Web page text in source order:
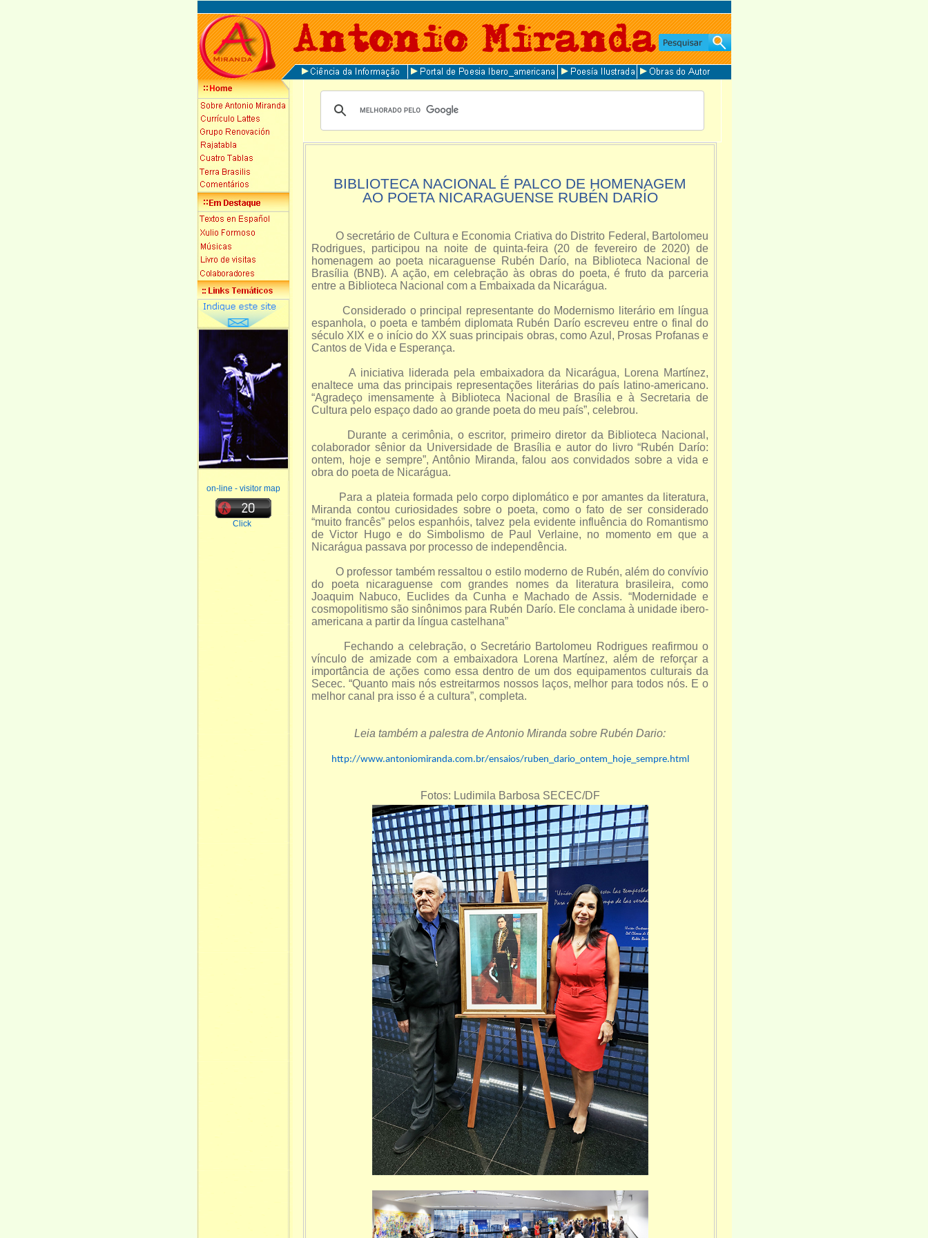
on-line - visitor map
Click
BIBLIOTECA NACIONAL É PALCO DE HOMENAGEM
AO POETA NICARAGUENSE RUBÉN DARÍO
O secretário de Cultura e Economia Criativa do Distrito Federal, Bartolomeu
Rodrigues, participou na noite de quinta-feira (20 de fevereiro de 2020) de
homenagem ao poeta nicaraguense Rubén Darío, na Biblioteca Nacional de
Brasília (BNB). A ação, em celebração às obras do poeta, é fruto da parceria
entre a Biblioteca Nacional com a Embaixada da Nicarágua.
Considerado o principal representante do Modernismo literário em língua
espanhola, o poeta e também diplomata Rubén Darío escreveu entre o final do
século XIX e o início do XX suas principais obras, como Azul, Prosas Profanas e
Cantos de Vida e Esperança.
A iniciativa liderada pela embaixadora da Nicarágua, Lorena Martínez,
enaltece uma das principais representações literárias do país latino-americano.
“Agradeço imensamente à Biblioteca Nacional de Brasília e à Secretaria de
Cultura pelo espaço dado ao grande poeta do meu país”, celebrou.
Durante a cerimônia, o escritor, primeiro diretor da Biblioteca Nacional,
colaborador sênior da Universidade de Brasília e autor do livro “Rubén Darío:
ontem, hoje e sempre”, Antônio Miranda, falou aos convidados sobre a vida e
obra do poeta de Nicarágua.
Para a plateia formada pelo corpo diplomático e por amantes da literatura,
Miranda contou curiosidades sobre o poeta, como o fato de ser considerado
“muito francês” pelos espanhóis, talvez pela evidente influência do Romantismo
de Victor Hugo e do Simbolismo de Paul Verlaine, no momento em que a
Nicarágua passava por processo de independência.
O professor também ressaltou o estilo moderno de Rubén, além do convívio
do poeta nicaraguense com grandes nomes da literatura brasileira, como
Joaquim Nabuco, Euclides da Cunha e Machado de Assis. “Modernidade e
cosmopolitismo são sinônimos para Rubén Darío. Ele conclama à unidade ibero-
americana a partir da língua castelhana”
Fechando a celebração, o Secretário Bartolomeu Rodrigues reafirmou o
vínculo de amizade com a embaixadora Lorena Martínez, além de reforçar a
importância de ações como essa dentro de um dos equipamentos culturais da
Secec. “Quanto mais nós estreitarmos nossos laços, melhor para todos nós. E o
melhor canal pra isso é a cultura”, completa.
Leia também a palestra de Antonio Miranda sobre Rubén Dario:
http://www.antoniomiranda.com.br/ensaios/ruben_dario_ontem_hoje_sempre.html
Fotos: Ludimila Barbosa SECEC/DF